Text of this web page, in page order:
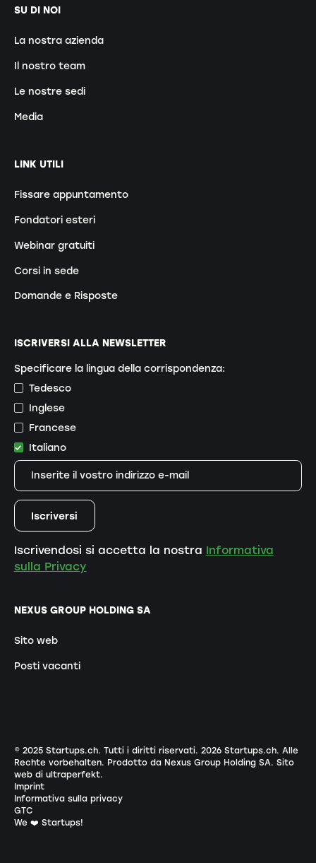
SU DI NOI
La nostra azienda
Il nostro team
Le nostre sedi
Media
LINK UTILI
Fissare appuntamento
Fondatori esteri
Webinar gratuiti
Corsi in sede
Domande e Risposte
NEXUS GROUP HOLDING SA
Sito web
Posti vacanti
ISCRIVERSI ALLA NEWSLETTER
Specificare la lingua della corrispondenza:
Tedesco
Inglese
Francese
Italiano
Iscrivendosi si accetta la nostra Informativa
sulla Privacy
© 2025 Startups.ch. Tutti i diritti riservati. 2026Startups.ch. Alle
Rechte vorbehalten. Prodotto da Nexus Group Holding SA. Sito
web di ultraperfekt.
Imprint
Informativa sulla privacy
GTC
We ❤️ Startups!